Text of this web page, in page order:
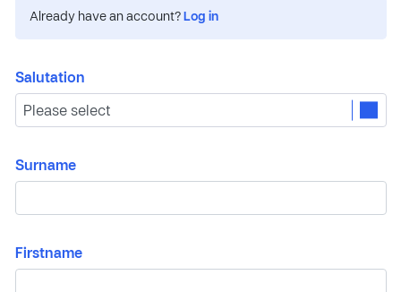
Already have an account? Log in
Salutation
Surname
Firstname